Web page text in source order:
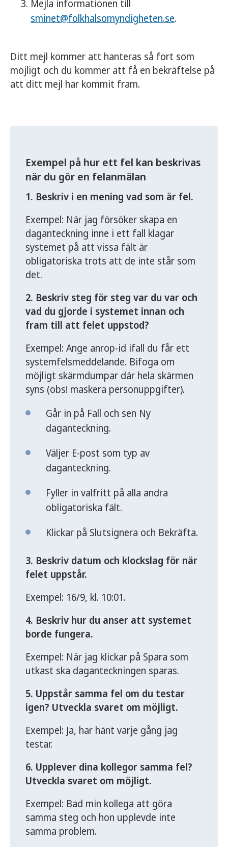
Mejla informationen till
sminet@folkhalsomyndigheten.se.
Ditt mejl kommer att hanteras så fort som
möjligt och du kommer att få en bekräftelse på
att ditt mejl har kommit fram.
Exempel på hur ett fel kan beskrivas
när du gör en felanmälan
1. Beskriv i en mening vad som är fel.
Exempel: När jag försöker skapa en
daganteckning inne i ett fall klagar
systemet på att vissa fält är
obligatoriska trots att de inte står som
det.
2. Beskriv steg för steg var du var och
vad du gjorde i systemet innan och
fram till att felet uppstod?
Exempel: Ange anrop-id ifall du får ett
systemfelsmeddelande. Bifoga om
möjligt skärmdumpar där hela skärmen
syns (obs! maskera personuppgifter).
Går in på Fall och sen Ny
daganteckning.
Väljer E-post som typ av
daganteckning.
Fyller in valfritt på alla andra
obligatoriska fält.
Klickar på Slutsignera och Bekräfta.
3. Beskriv datum och klockslag för när
felet uppstår.
Exempel: 16/9, kl. 10:01.
4. Beskriv hur du anser att systemet
borde fungera.
Exempel: När jag klickar på Spara som
utkast ska daganteckningen sparas.
5. Uppstår samma fel om du testar
igen? Utveckla svaret om möjligt.
Exempel: Ja, har hänt varje gång jag
testar.
6. Upplever dina kollegor samma fel?
Utveckla svaret om möjligt.
Exempel: Bad min kollega att göra
samma steg och hon upplevde inte
samma problem.